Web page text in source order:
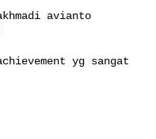
avianto
yg sangat